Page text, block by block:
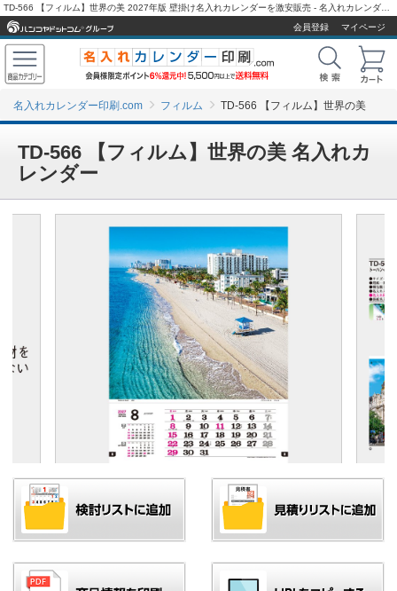
会員登録
マイページ
名入れカレンダー印刷.com フィルム TD-566 【フィルム】世界の美
TD-566 【フィルム】世界の美 名入れカ
レンダー